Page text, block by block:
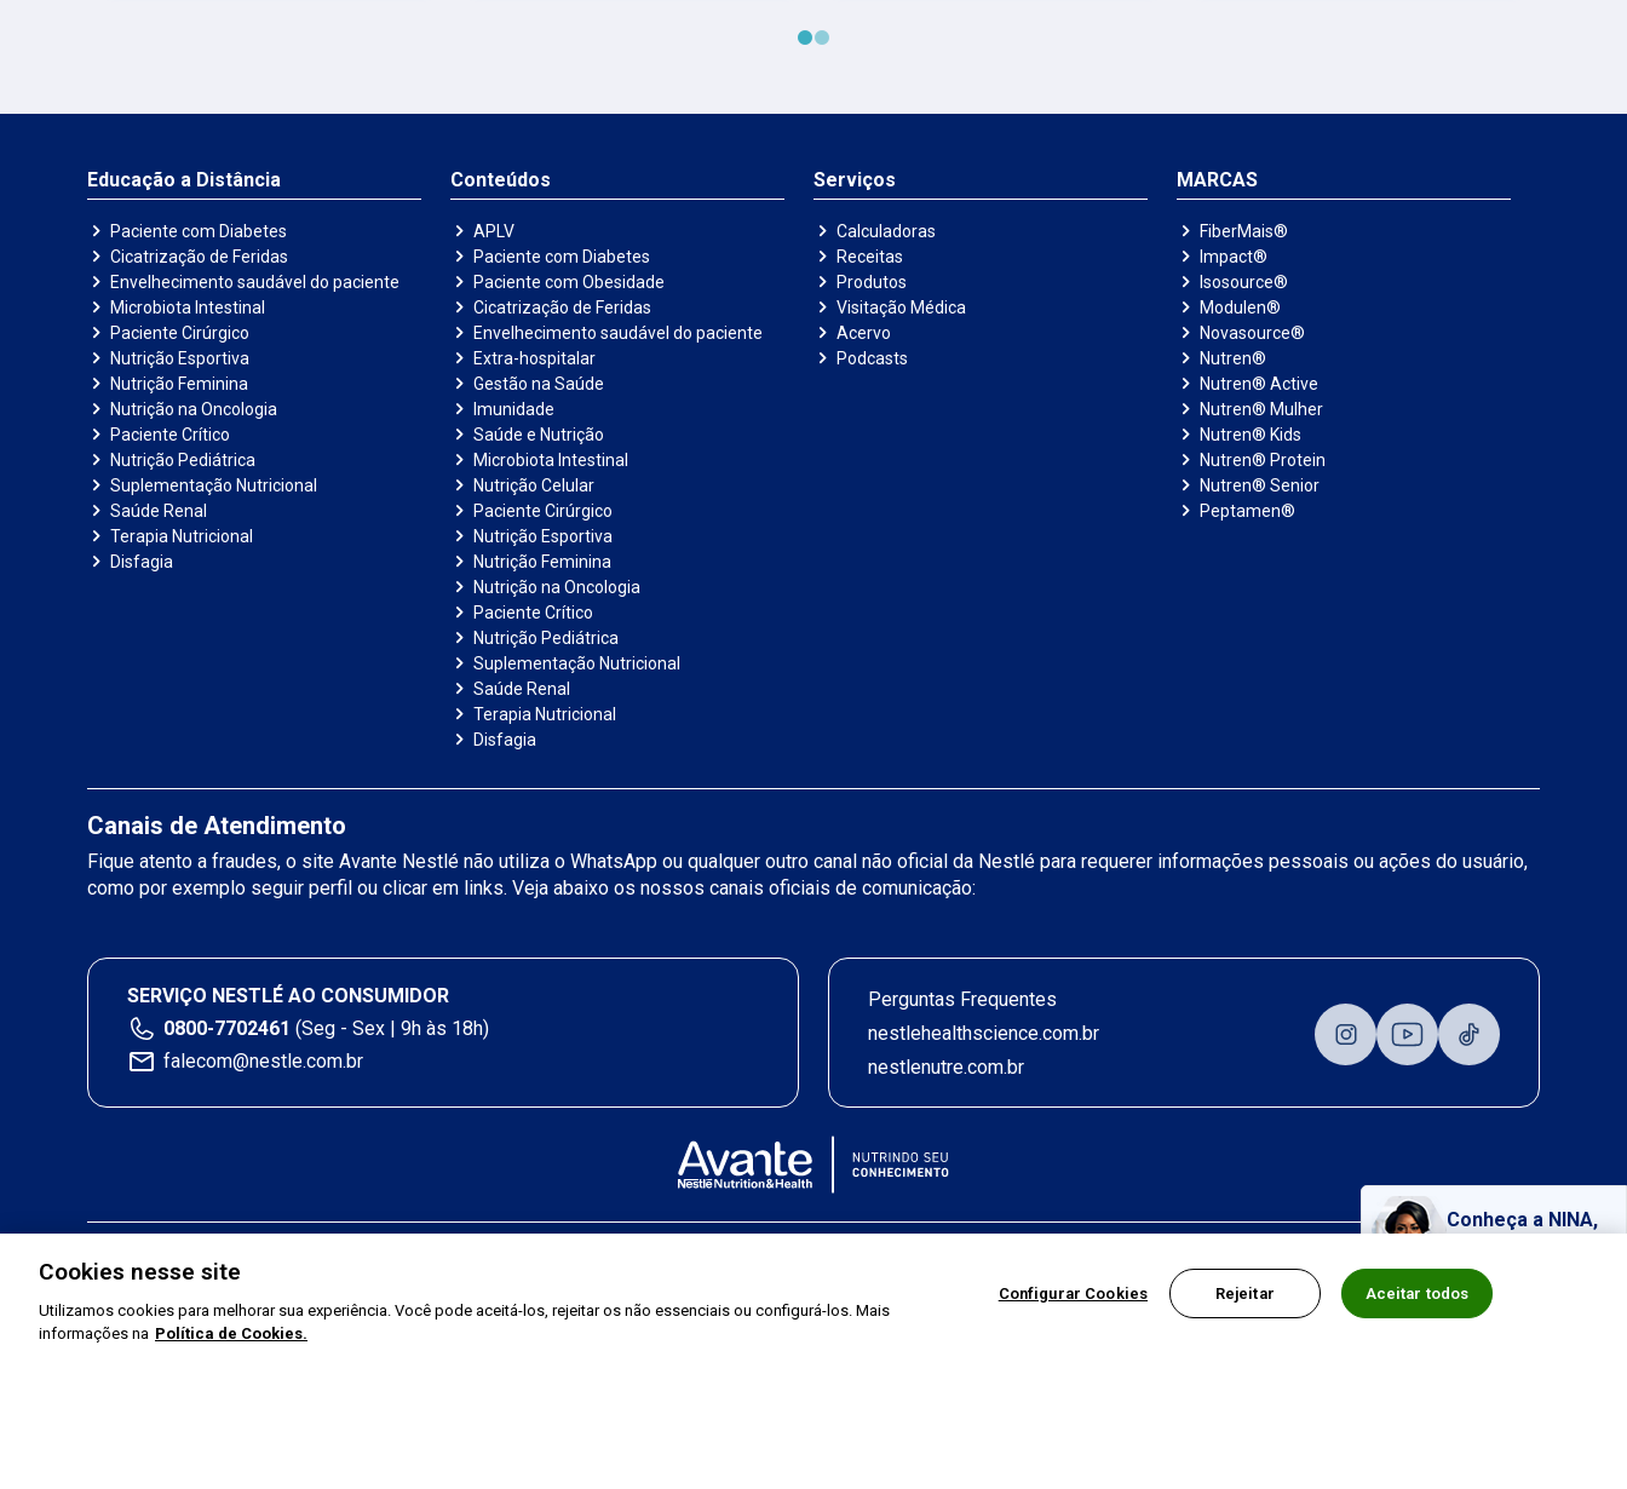
Conheça a NINA,
Educação a Distância
Paciente com Diabetes
Cicatrização de Feridas
Envelhecimento saudável do paciente
Microbiota Intestinal
Paciente Cirúrgico
Nutrição Esportiva
Nutrição Feminina
Nutrição na Oncologia
Paciente Crítico
Nutrição Pediátrica
Suplementação Nutricional
Saúde Renal
Terapia Nutricional
Disfagia
Conteúdos
APLV
Paciente com Diabetes
Paciente com Obesidade
Cicatrização de Feridas
Envelhecimento saudável do paciente
Extra-hospitalar
Gestão na Saúde
Imunidade
Saúde e Nutrição
Microbiota Intestinal
Nutrição Celular
Paciente Cirúrgico
Nutrição Esportiva
Nutrição Feminina
Nutrição na Oncologia
Paciente Crítico
Nutrição Pediátrica
Suplementação Nutricional
Saúde Renal
Terapia Nutricional
Disfagia
Serviços
Calculadoras
Receitas
Produtos
Visitação Médica
Acervo
Podcasts
MARCAS
FiberMais®
Impact®
Isosource®
Modulen®
Novasource®
Nutren®
Nutren® Active
Nutren® Mulher
Nutren® Kids
Nutren® Protein
Nutren® Senior
Peptamen®
Canais de Atendimento
Fique atento a fraudes, o site Avante Nestlé não utiliza o WhatsApp ou qualquer outro canal não oficial da Nestlé para requerer informações pessoais ou ações do usuário,
como por exemplo seguir perfil ou clicar em links. Veja abaixo os nossos canais oficiais de comunicação:
SERVIÇO NESTLÉ AO CONSUMIDOR
0800-7702461 (Seg - Sex | 9h às 18h)
falecom@nestle.com.br
Perguntas Frequentes
nestlehealthscience.com.br
nestlenutre.com.br
Cookies nesse site
Utilizamos cookies para melhorar sua experiência. Você pode aceitá-los, rejeitar os não essenciais ou configurá-los. Mais
informações na Política de Cookies.
Configurar Cookies Rejeitar Aceitar todos